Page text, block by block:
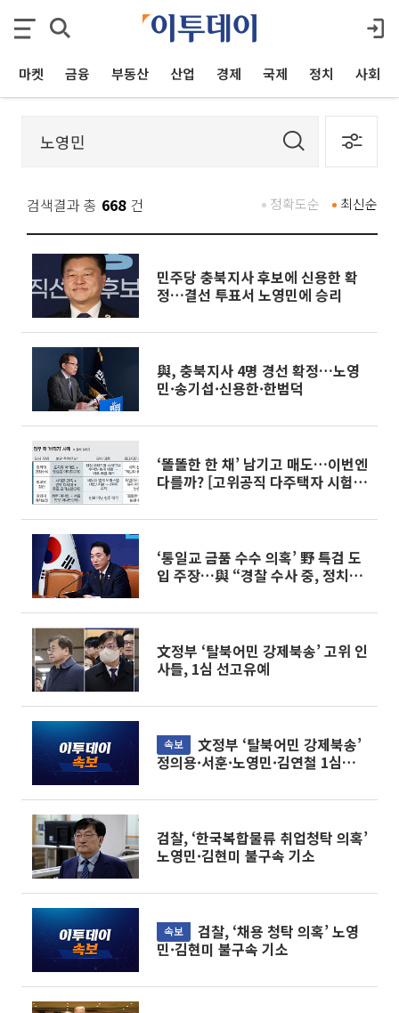
마켓 금융 부동산 산업 경제 국제 정치 사회
검색결과 총 668 건 최신순
정확도순
민주당 충북지사 후보에 신용한 확
정…결선 투표서 노영민에 승리
與, 충북지사 4명 경선 확정…노영
민·송기섭·신용한·한범덕
‘똘똘한 한 채’ 남기고 매도…이번엔
다를까? [고위공직 다주택자 시험대
‘통일교 금품 수수 의혹’ 野 특검 도
입 주장…與 “경찰 수사 중, 정치공
文정부 ‘탈북어민 강제북송’ 고위 인
사들, 1심 선고유예
속보
정의용·서훈·노영민·김연철 1심
검찰, ‘한국복합물류 취업청탁 의혹’
노영민·김현미 불구속 기소
속보
민·김현미 불구속 기소